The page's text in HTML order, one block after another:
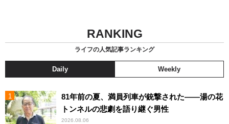
RANKING
ライフの人気記事ランキング
Daily Weekly
81年前の夏、満員列車が銃撃された――湯の花
トンネルの悲劇を語り継ぐ男性
2026.08.06